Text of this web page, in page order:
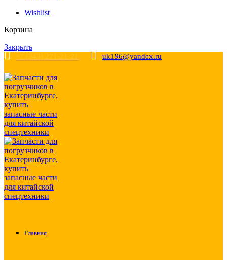
Wishlist
Корзина
Закрыть
+7 (343) 271-21-21 uk196@yandex.ru
Главная